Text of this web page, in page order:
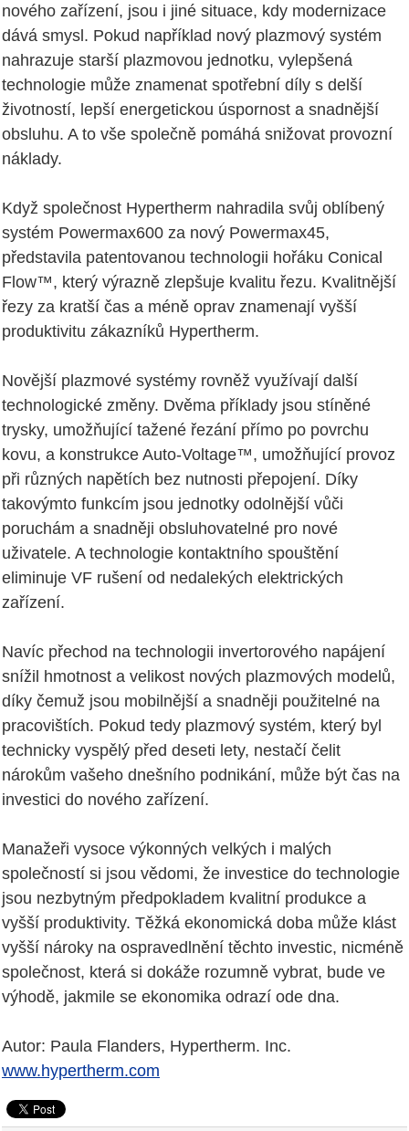
nového zařízení, jsou i jiné situace, kdy modernizace
dává smysl. Pokud například nový plazmový systém
nahrazuje starší plazmovou jednotku, vylepšená
technologie může znamenat spotřební díly s delší
životností, lepší energetickou úspornost a snadnější
obsluhu. A to vše společně pomáhá snižovat provozní
náklady.
Když společnost Hypertherm nahradila svůj oblíbený
systém Powermax600 za nový Powermax45,
představila patentovanou technologii hořáku Conical
Flow™, který výrazně zlepšuje kvalitu řezu. Kvalitnější
řezy za kratší čas a méně oprav znamenají vyšší
produktivitu zákazníků Hypertherm.
Novější plazmové systémy rovněž využívají další
technologické změny. Dvěma příklady jsou stíněné
trysky, umožňující tažené řezání přímo po povrchu
kovu, a konstrukce Auto-Voltage™, umožňující provoz
při různých napětích bez nutnosti přepojení. Díky
takovýmto funkcím jsou jednotky odolnější vůči
poruchám a snadněji obsluhovatelné pro nové
uživatele. A technologie kontaktního spouštění
eliminuje VF rušení od nedalekých elektrických
zařízení.
Navíc přechod na technologii invertorového napájení
snížil hmotnost a velikost nových plazmových modelů,
díky čemuž jsou mobilnější a snadněji použitelné na
pracovištích. Pokud tedy plazmový systém, který byl
technicky vyspělý před deseti lety, nestačí čelit
nárokům vašeho dnešního podnikání, může být čas na
investici do nového zařízení.
Manažeři vysoce výkonných velkých i malých
společností si jsou vědomi, že investice do technologie
jsou nezbytným předpokladem kvalitní produkce a
vyšší produktivity. Těžká ekonomická doba může klást
vyšší nároky na ospravedlnění těchto investic, nicméně
společnost, která si dokáže rozumně vybrat, bude ve
výhodě, jakmile se ekonomika odrazí ode dna.
Autor: Paula Flanders, Hypertherm. Inc.
www.hypertherm.com